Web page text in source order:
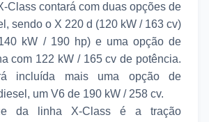
Class contará com duas opções de
sendo o X 220 d (120 kW / 163 cv)
kW / 190 hp) e uma opção de
com 122 kW / 165 cv de potência.
incluída mais uma opção de
um V6 de 190 kW / 258 cv.
da linha X-Class é a tração